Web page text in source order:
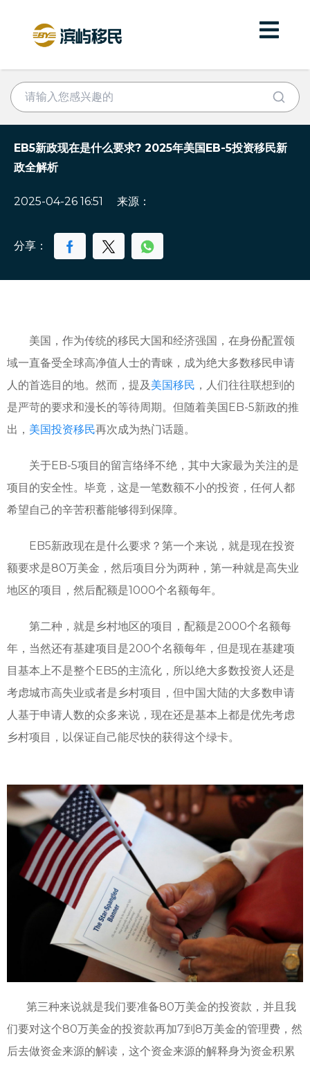
EB5新政现在是什么要求? 2025年美国EB-5投资移民新
政全解析
2025-04-26 16:51 来源：
分享：
美国，作为传统的移民大国和经济强国，在身份配置领
域一直备受全球高净值人士的青睐，成为绝大多数移民申请
人的首选目的地。然而，提及 美国移民 ，人们往往联想到的
是严苛的要求和漫长的等待周期。但随着美国EB-5新政的推
出， 美国投资移民再次成为热门话题。
关于EB-5项目的留言络绎不绝，其中大家最为关注的是
项目的安全性。毕竟，这是一笔数额不小的投资，任何人都
希望自己的辛苦积蓄能够得到保障。
EB5新政现在是什么要求？第一个来说，就是现在投资
额要求是80万美金，然后项目分为两种，第一种就是高失业
地区的项目，然后配额是1000个名额每年。
第二种，就是乡村地区的项目，配额是2000个名额每
年，当然还有基建项目是200个名额每年，但是现在基建项
目基本上不是整个EB5的主流化，所以绝大多数投资人还是
考虑城市高失业或者是乡村项目，但中国大陆的大多数申请
人基于申请人数的众多来说，现在还是基本上都是优先考虑
乡村项目，以保证自己能尽快的获得这个绿卡。
第三种来说就是我们要准备80万美金的投资款，并且我
们要对这个80万美金的投资款再加7到8万美金的管理费，然
后去做资金来源的解读，这个资金来源的解释身为资金积累